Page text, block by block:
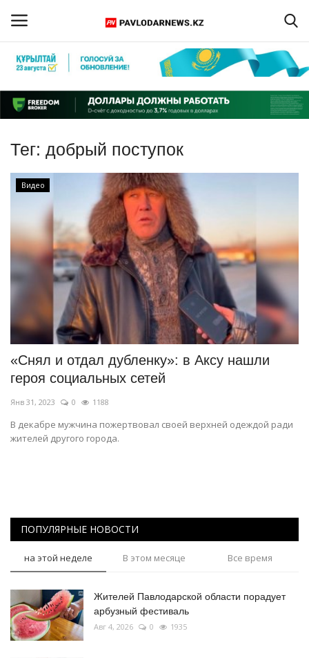
Регистрация
Главная
Обратная связь
ПАВЛОДАРСКАЯ ОБЛАСТЬ
КАЗАХСТАН
МИР
СПЕЦПРОЕКТЫ
СПОРТ
Чек-лист
РАЗВЛЕЧЕНИЯ
OFFICIAL
Қазақша Русский
Тег: добрый поступок
Видео
«Снял и отдал дубленку»: в Аксу нашли
героя социальных сетей
Янв 31, 2023 0 1188
В декабре мужчина пожертвовал своей верхней одеждой ради
жителей другого города.
ПОПУЛЯРНЫЕ НОВОСТИ
на этой неделе В этом месяце Все время
Жителей Павлодарской области порадует
арбузный фестиваль
Авг 4, 2026 0 1935